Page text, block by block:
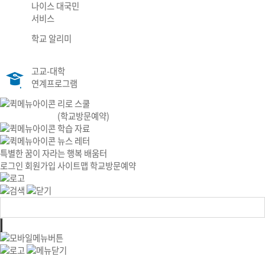
나이스 대국민
서비스
학교 알리미
고교-대학
연계프로그램
리로 스쿨
(학교방문예약)
학습 자료
뉴스 레터
특별한 꿈이 자라는 행복 배움터
로그인 회원가입사이트맵학교방문예약